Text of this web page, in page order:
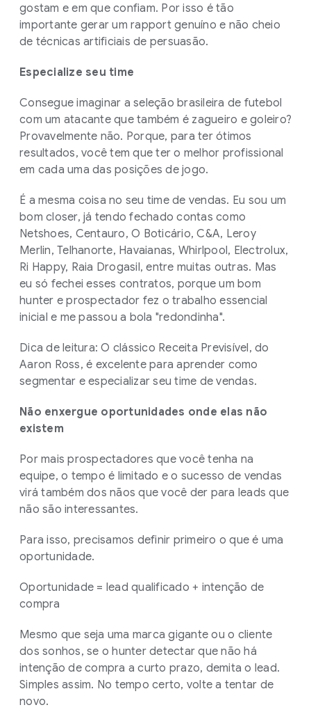
gostam e em que confiam. Por isso é tão
importante gerar um rapport genuíno e não cheio
de técnicas artificiais de persuasão.
Especialize seu time
Consegue imaginar a seleção brasileira de futebol
com um atacante que também é zagueiro e goleiro?
Provavelmente não. Porque, para ter ótimos
resultados, você tem que ter o melhor profissional
em cada uma das posições de jogo.
É a mesma coisa no seu time de vendas. Eu sou um
bom closer, já tendo fechado contas como
Netshoes, Centauro, O Boticário, C&A, Leroy
Merlin, Telhanorte, Havaianas, Whirlpool, Electrolux,
Ri Happy, Raia Drogasil, entre muitas outras. Mas
eu só fechei esses contratos, porque um bom
hunter e prospectador fez o trabalho essencial
inicial e me passou a bola "redondinha".
Dica de leitura: O clássico Receita Previsível, do
Aaron Ross, é excelente para aprender como
segmentar e especializar seu time de vendas.
Não enxergue oportunidades onde elas não
existem
Por mais prospectadores que você tenha na
equipe, o tempo é limitado e o sucesso de vendas
virá também dos nãos que você der para leads que
não são interessantes.
Para isso, precisamos definir primeiro o que é uma
oportunidade.
Oportunidade = lead qualificado + intenção de
compra
Mesmo que seja uma marca gigante ou o cliente
dos sonhos, se o hunter detectar que não há
intenção de compra a curto prazo, demita o lead.
Simples assim. No tempo certo, volte a tentar de
novo.